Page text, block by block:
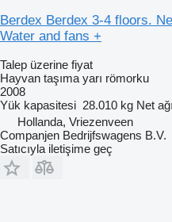
Berdex Berdex 3-4 floors.
Water and fans +
Talep üzerine fiyat
Hayvan taşıma yarı römorku
2008
Yük kapasitesi 28.010 kg Net
Hollanda, Vriezenveen
Companjen Bedrijfswagens B.V.
Satıcıyla iletişime geç